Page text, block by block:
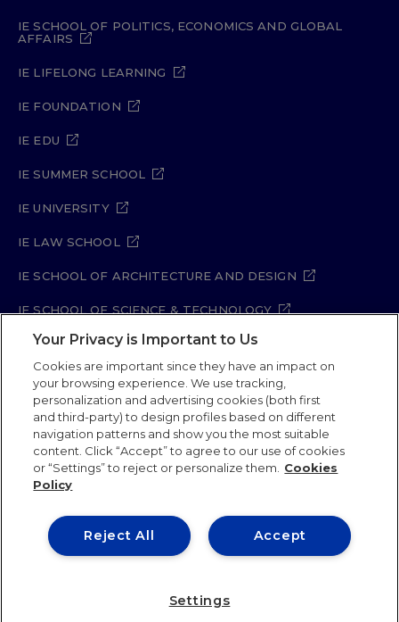
IE SCHOOL OF POLITICS, ECONOMICS AND GLOBAL
AFFAIRS
IE LIFELONG LEARNING
IE FOUNDATION
IE EDU
IE SUMMER SCHOOL
IE UNIVERSITY
IE LAW SCHOOL
IE SCHOOL OF ARCHITECTURE AND DESIGN
IE SCHOOL OF SCIENCE & TECHNOLOGY
IE SCHOOL OF ARTS & HUMANITIES
Legal Notice Privacy Policy
Cookie Policy
Security Policy
Student Academic Standards
Compliance Channel
Site Map
IE University 2026
Your Privacy is Important to Us
Cookies are important since they have an impact on
your browsing experience. We use tracking,
personalization and advertising cookies (both first
and third-party) to design profiles based on different
navigation patterns and show you the most suitable
content. Click “Accept” to agree to our use of cookies
or “Settings” to reject or personalize them.
Cookies
Policy
Accept
Reject All
Settings